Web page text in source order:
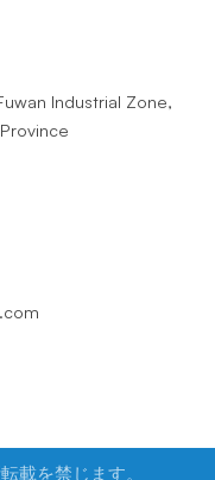
Industrial Zone,
載を禁じます。